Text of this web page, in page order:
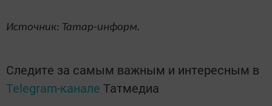
Источник: Татар-информ.
Следите за самым важным и интересным в
Telegram-канале Татмедиа